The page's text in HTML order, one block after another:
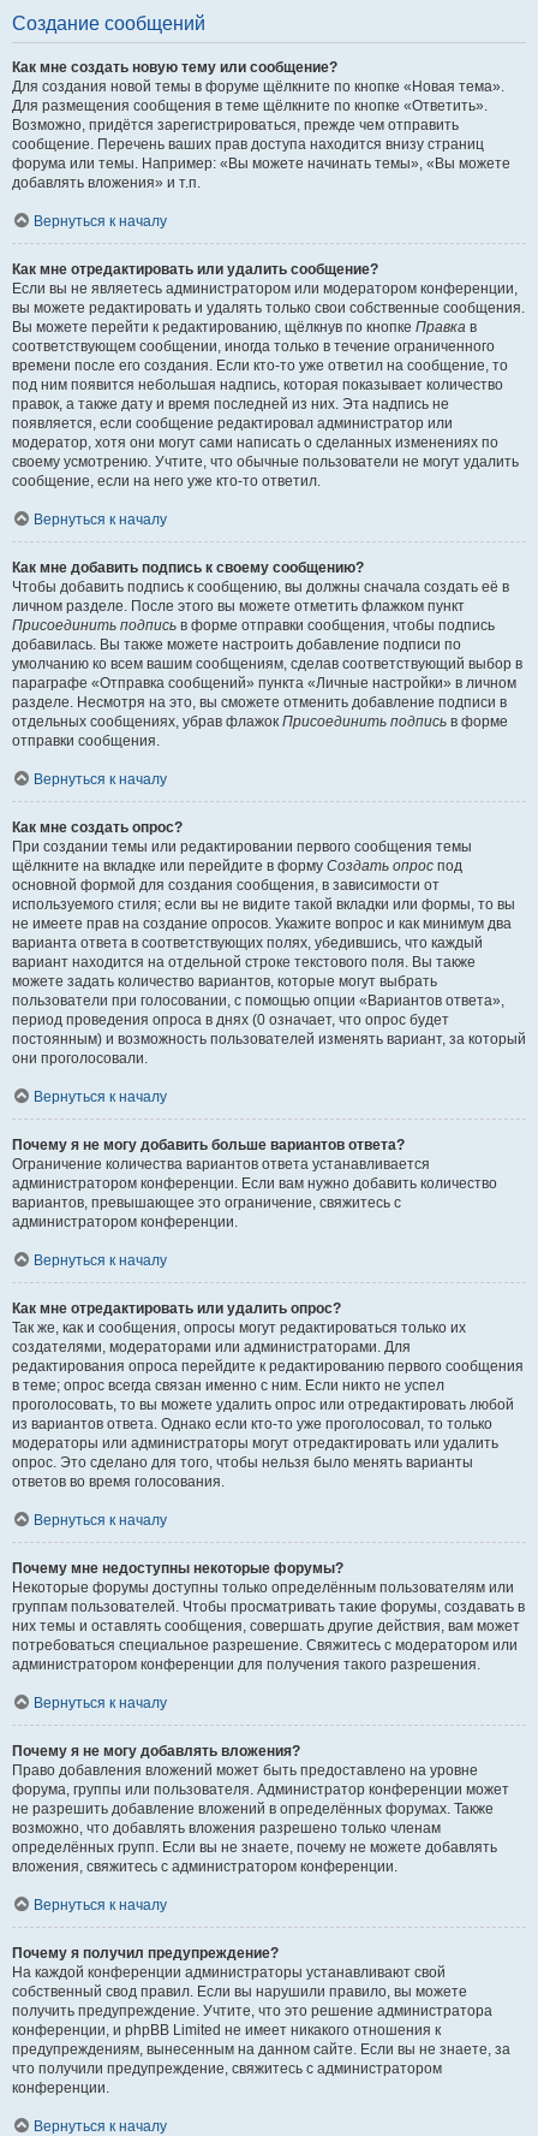
Создание сообщений
Как мне создать новую тему или сообщение?
Для создания новой темы в форуме щёлкните по кнопке «Новая тема».
Для размещения сообщения в теме щёлкните по кнопке «Ответить».
Возможно, придётся зарегистрироваться, прежде чем отправить
сообщение. Перечень ваших прав доступа находится внизу страниц
форума или темы. Например: «Вы можете начинать темы», «Вы можете
добавлять вложения» и т.п.
Вернуться к началу
Как мне отредактировать или удалить сообщение?
Если вы не являетесь администратором или модератором конференции,
вы можете редактировать и удалять только свои собственные сообщения.
Вы можете перейти к редактированию, щёлкнув по кнопке Правка в
соответствующем сообщении, иногда только в течение ограниченного
времени после его создания. Если кто-то уже ответил на сообщение, то
под ним появится небольшая надпись, которая показывает количество
правок, а также дату и время последней из них. Эта надпись не
появляется, если сообщение редактировал администратор или
модератор, хотя они могут сами написать о сделанных изменениях по
своему усмотрению. Учтите, что обычные пользователи не могут удалить
сообщение, если на него уже кто-то ответил.
Вернуться к началу
Как мне добавить подпись к своему сообщению?
Чтобы добавить подпись к сообщению, вы должны сначала создать её в
личном разделе. После этого вы можете отметить флажком пункт
Присоединить подпись в форме отправки сообщения, чтобы подпись
добавилась. Вы также можете настроить добавление подписи по
умолчанию ко всем вашим сообщениям, сделав соответствующий выбор в
параграфе «Отправка сообщений» пункта «Личные настройки» в личном
разделе. Несмотря на это, вы сможете отменить добавление подписи в
отдельных сообщениях, убрав флажок Присоединить подпись в форме
отправки сообщения.
Вернуться к началу
Как мне создать опрос?
При создании темы или редактировании первого сообщения темы
щёлкните на вкладке или перейдите в форму Создать опрос под
основной формой для создания сообщения, в зависимости от
используемого стиля; если вы не видите такой вкладки или формы, то вы
не имеете прав на создание опросов. Укажите вопрос и как минимум два
варианта ответа в соответствующих полях, убедившись, что каждый
вариант находится на отдельной строке текстового поля. Вы также
можете задать количество вариантов, которые могут выбрать
пользователи при голосовании, с помощью опции «Вариантов ответа»,
период проведения опроса в днях (0 означает, что опрос будет
постоянным) и возможность пользователей изменять вариант, за который
они проголосовали.
Вернуться к началу
Почему я не могу добавить больше вариантов ответа?
Ограничение количества вариантов ответа устанавливается
администратором конференции. Если вам нужно добавить количество
вариантов, превышающее это ограничение, свяжитесь с
администратором конференции.
Вернуться к началу
Как мне отредактировать или удалить опрос?
Так же, как и сообщения, опросы могут редактироваться только их
создателями, модераторами или администраторами. Для
редактирования опроса перейдите к редактированию первого сообщения
в теме; опрос всегда связан именно с ним. Если никто не успел
проголосовать, то вы можете удалить опрос или отредактировать любой
из вариантов ответа. Однако если кто-то уже проголосовал, то только
модераторы или администраторы могут отредактировать или удалить
опрос. Это сделано для того, чтобы нельзя было менять варианты
ответов во время голосования.
Вернуться к началу
Почему мне недоступны некоторые форумы?
Некоторые форумы доступны только определённым пользователям или
группам пользователей. Чтобы просматривать такие форумы, создавать в
них темы и оставлять сообщения, совершать другие действия, вам может
потребоваться специальное разрешение. Свяжитесь с модератором или
администратором конференции для получения такого разрешения.
Вернуться к началу
Почему я не могу добавлять вложения?
Право добавления вложений может быть предоставлено на уровне
форума, группы или пользователя. Администратор конференции может
не разрешить добавление вложений в определённых форумах. Также
возможно, что добавлять вложения разрешено только членам
определённых групп. Если вы не знаете, почему не можете добавлять
вложения, свяжитесь с администратором конференции.
Вернуться к началу
Почему я получил предупреждение?
На каждой конференции администраторы устанавливают свой
собственный свод правил. Если вы нарушили правило, вы можете
получить предупреждение. Учтите, что это решение администратора
конференции, и phpBB Limited не имеет никакого отношения к
предупреждениям, вынесенным на данном сайте. Если вы не знаете, за
что получили предупреждение, свяжитесь с администратором
конференции.
Вернуться к началу